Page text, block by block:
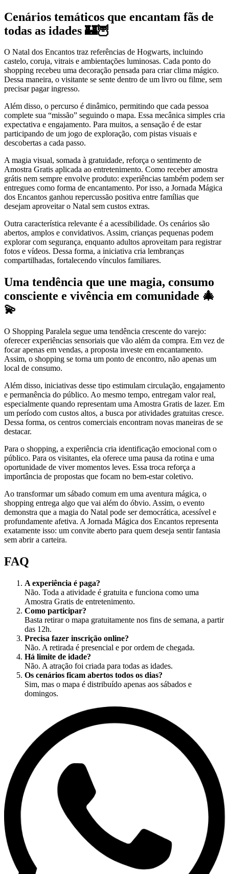
Cenários temáticos que encantam fãs de
todas as idades 🏰🦉
O Natal dos Encantos traz referências de Hogwarts, incluindo
castelo, coruja, vitrais e ambientações luminosas. Cada ponto do
shopping recebeu uma decoração pensada para criar clima mágico.
Dessa maneira, o visitante se sente dentro de um livro ou filme, sem
precisar pagar ingresso.
Além disso, o percurso é dinâmico, permitindo que cada pessoa
complete sua “missão” seguindo o mapa. Essa mecânica simples cria
expectativa e engajamento. Para muitos, a sensação é de estar
participando de um jogo de exploração, com pistas visuais e
descobertas a cada passo.
A magia visual, somada à gratuidade, reforça o sentimento de
Amostra Gratis aplicada ao entretenimento. Como receber amostra
grátis nem sempre envolve produto: experiências também podem ser
entregues como forma de encantamento. Por isso, a Jornada Mágica
dos Encantos ganhou repercussão positiva entre famílias que
desejam aproveitar o Natal sem custos extras.
Outra característica relevante é a acessibilidade. Os cenários são
abertos, amplos e convidativos. Assim, crianças pequenas podem
explorar com segurança, enquanto adultos aproveitam para registrar
fotos e vídeos. Dessa forma, a iniciativa cria lembranças
compartilhadas, fortalecendo vínculos familiares.
Uma tendência que une magia, consumo
consciente e vivência em comunidade 🎄
💫
O Shopping Paralela segue uma tendência crescente do varejo:
oferecer experiências sensoriais que vão além da compra. Em vez de
focar apenas em vendas, a proposta investe em encantamento.
Assim, o shopping se torna um ponto de encontro, não apenas um
local de consumo.
Além disso, iniciativas desse tipo estimulam circulação, engajamento
e permanência do público. Ao mesmo tempo, entregam valor real,
especialmente quando representam uma Amostra Gratis de lazer. Em
um período com custos altos, a busca por atividades gratuitas cresce.
Dessa forma, os centros comerciais encontram novas maneiras de se
destacar.
Para o shopping, a experiência cria identificação emocional com o
público. Para os visitantes, ela oferece uma pausa da rotina e uma
oportunidade de viver momentos leves. Essa troca reforça a
importância de propostas que focam no bem-estar coletivo.
Ao transformar um sábado comum em uma aventura mágica, o
shopping entrega algo que vai além do óbvio. Assim, o evento
demonstra que a magia do Natal pode ser democrática, acessível e
profundamente afetiva. A Jornada Mágica dos Encantos representa
exatamente isso: um convite aberto para quem deseja sentir fantasia
sem abrir a carteira.
FAQ
A experiência é paga?
Não. Toda a atividade é gratuita e funciona como uma
Amostra Gratis de entretenimento.
Como participar?
Basta retirar o mapa gratuitamente nos fins de semana, a partir
das 12h.
Precisa fazer inscrição online?
Não. A retirada é presencial e por ordem de chegada.
Há limite de idade?
Não. A atração foi criada para todas as idades.
Os cenários ficam abertos todos os dias?
Sim, mas o mapa é distribuído apenas aos sábados e
domingos.